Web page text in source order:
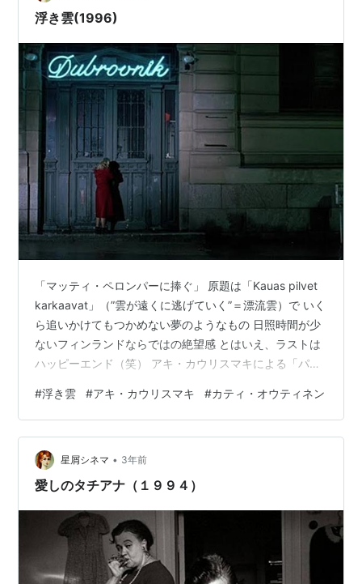
ユハは真面目で優しい夫だけ…
浮き雲(1996)
「マッティ・ペロンパーに捧ぐ」 原題は「Kauas pilvet
karkaavat」（”雲が遠くに逃げていく”＝漂流雲）で いく
ら追いかけてもつかめない夢のようなもの 日照時間が少
ないフィンランドならではの絶望感 とはいえ、ラストは
ハッピーエンド（笑） アキ・カウリスマキによる「パラ
キ曰く、本作は「漂流雲」の一方は「自転車泥棒」の悲
しみ もう一方は「素晴らしき哉、人生」の喜び その中間
に「フィンランドの現実」があるということ 1991年ソビ
エト連邦が崩壊し、フィンランド・マルッカが下落 フィ
ンランド経済は大打撃を受け、庶民は不況に喘いで…
#浮き雲 #アキ・カウリスマキ #カティ・オウティネン
星屑シネマ • 3年前
愛しのタチアナ（１９９４）